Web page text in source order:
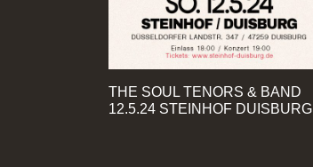
THE SOUL TENORS & BAND
12.5.24 STEINHOF DUISBURG